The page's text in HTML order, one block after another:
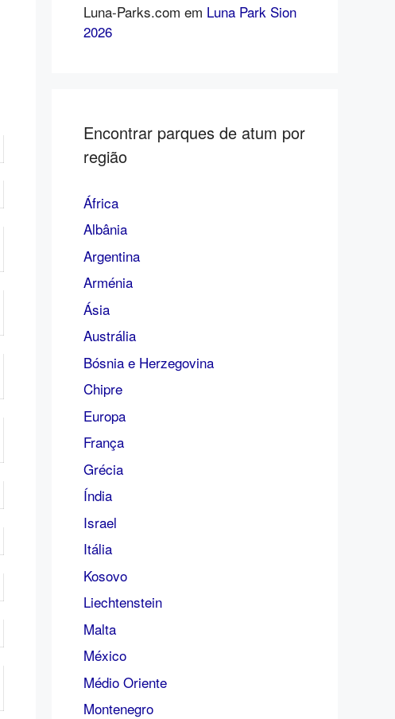
Luna-Parks.com em Luna Park Sion
2026
Encontrar parques de atum por
região
África
Albânia
Argentina
Arménia
Ásia
Austrália
Bósnia e Herzegovina
Chipre
Europa
França
Grécia
Índia
Israel
Itália
Kosovo
Liechtenstein
Malta
México
Médio Oriente
Montenegro